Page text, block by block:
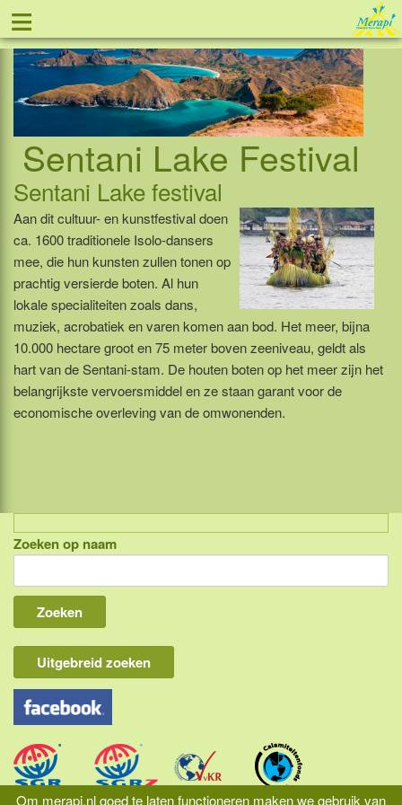
Om merapi.nl goed te laten functioneren maken we gebruik van
≡ Tel: 088 - 81 11 999
Sentani Lake Festival
Sentani Lake festival
Aan dit cultuur- en kunstfestival doen
ca. 1600 traditionele Isolo-dansers
mee, die hun kunsten zullen tonen op
prachtig versierde boten. Al hun
lokale specialiteiten zoals dans,
muziek, acrobatiek en varen komen aan bod. Het meer, bijna
10.000 hectare groot en 75 meter boven zeeniveau, geldt als
hart van de Sentani-stam. De houten boten op het meer zijn het
belangrijkste vervoersmiddel en ze staan garant voor de
economische overleving van de omwonenden.
Indonesië, eilandcombinaties
Bali
Lombok
Flores & Komodo
Overige Sunda eilanden
Java
Kalimantan
Molukken
Zoeken op naam
Uitgebreid zoeken